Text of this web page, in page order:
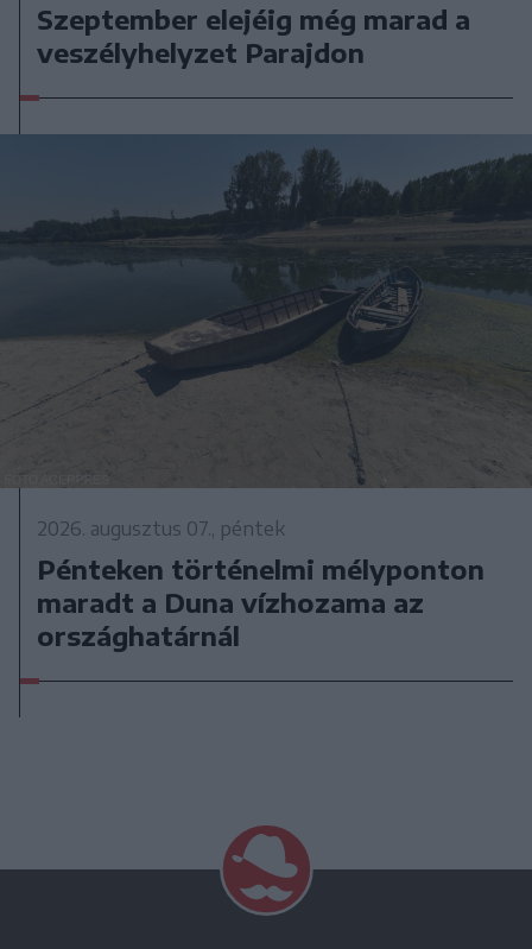
Szeptember elejéig még marad a
veszélyhelyzet Parajdon
2026. augusztus 07., péntek
Pénteken történelmi mélyponton
maradt a Duna vízhozama az
országhatárnál